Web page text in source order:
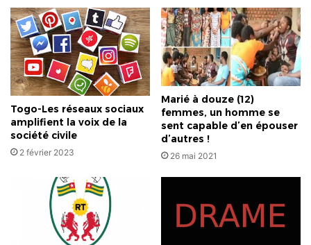
Suluhu
occupe
le
fauteuil
Togo-Les réseaux sociaux
amplifient la voix de la
société civile
2 février 2023
Marié à douze (12)
femmes, un homme se
sent capable d’en épouser
d’autres !
26 mai 2021